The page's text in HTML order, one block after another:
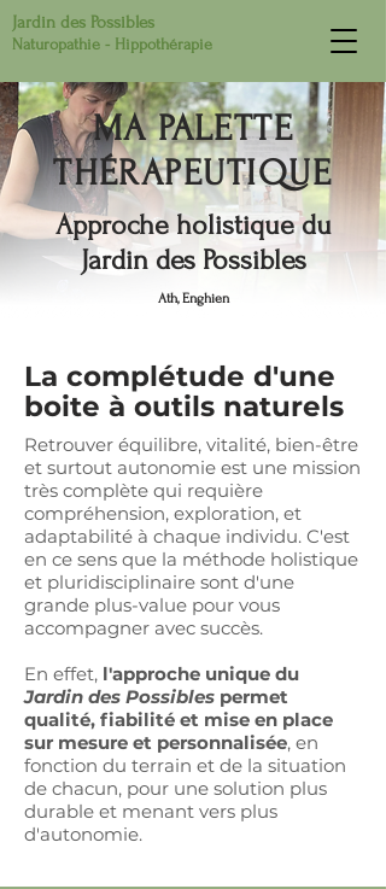
Jardin des Possibles
Naturopathie - Hippothérapie
MA PALETTE
THÉRAPEUTIQUE
Approche holistique du
Jardin des Possibles
Ath, Enghien
La complétude d'une
boite à outils naturels
Retrouver équilibre, vitalité, bien-être
et surtout autonomie est une mission
très complète qui requière
compréhension, exploration, et
adaptabilité à chaque individu. C'est
en ce sens que la méthode holistique
et pluridisciplinaire sont d'une
grande plus-value pour vous
accompagner avec succès.
En effet, l'approche unique du
Jardin des Possibles permet
qualité, fiabilité et mise en place
sur mesure et personnalisée, en
fonction du terrain et de la situation
de chacun, pour une solution plus
durable et menant vers plus
d'autonomie.